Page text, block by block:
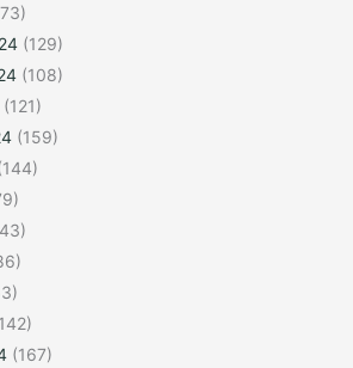
(129)
(108)
(121)
(159)
(167)